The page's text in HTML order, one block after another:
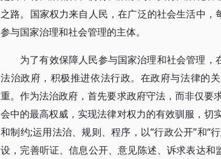
之路。国家权力来自人民，在广泛的社会生活中
参与国家治理和社会管理的主体。
为了有效保障人民参与国家治理和社会管理
法治政府，积极推进依法行政。在政府与法律的
重。作为法治政府，首先要求政府守法，而非仅要
会中的最高权威，实现法律对权力的有效驯服，切
和制约;运用法治、规则、程序，以“行政公开”和“
设，完善听证、信息公开、意见陈述、诉求表达